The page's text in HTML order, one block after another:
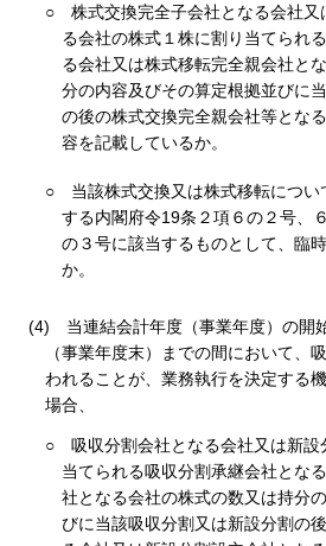
○
株式交換完全子会社となる会社
る会社の株式１株に割り当てられ
る会社又は株式移転完全親会社と
分の内容及びその算定根拠並びに
の後の株式交換完全親会社等とな
容を記載しているか。
○
当該株式交換又は株式移転につ
する内閣府令19条２項６の２号、
の３号に該当するものとして、臨
か。
(4)
当連結会計年度（事業年度）の開
（事業年度末）までの間において、
われることが、業務執行を決定する
場合、
○
吸収分割会社となる会社又は新設
当てられる吸収分割承継会社とな
社となる会社の株式の数又は持分
びに当該吸収分割又は新設分割の